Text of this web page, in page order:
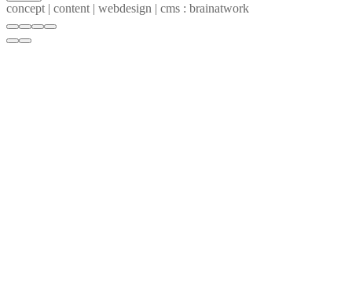
concept | content | webdesign | cms : brainatwork